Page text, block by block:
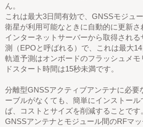
ん。
これは最大3日間有効で、GNSSモジュ
衛星が利用可能なときに自動的に更新さ
インターネットサーバーから取得され
測（EPOと呼ばれる）で、これは最大
軌道予測はオンボードのフラッシュメ
ドスタート時間は15秒未満です。
分離型GNSSアクティブアンテナに必要
ーブルがなくても、簡単にインストー
ば、コストとサイズを削減することです
GNSSアンテナとモジュール間のRFマ